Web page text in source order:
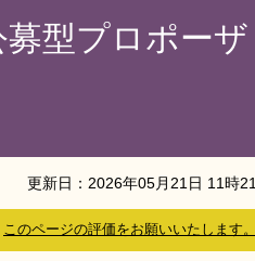
型プロポーザ
更新日： 2026年05月 21 日 11時21
このページの評価をお願いいたします。